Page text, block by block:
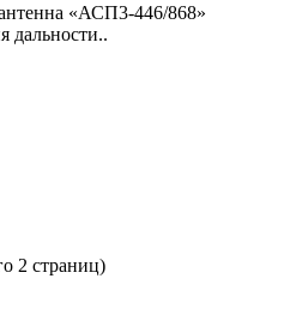
«АСП3-446/868»
дальности..
2 страниц)